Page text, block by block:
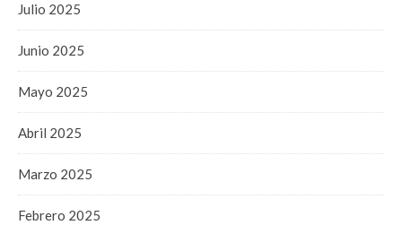
Julio 2025
Junio 2025
Mayo 2025
Abril 2025
Marzo 2025
Febrero 2025